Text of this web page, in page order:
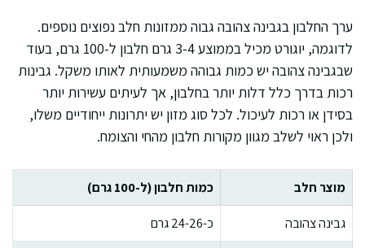
ערך החלבון בגבינה צהובה גבוה ממזונות חלב נפוצים נוספים.
לדוגמה, יוגורט מכיל בממוצע 3-4 גרם חלבון ל-100 גרם, בעוד
שבגבינה צהובה יש כמות גבוהה משמעותית לאותו משקל. גבינות
רכות בדרך כלל דלות יותר בחלבון, אך לעיתים עשירות יותר
בסידן או רכות לעיכול. לכל סוג מזון יש יתרונות ייחודיים משלו,
ולכן ראוי לשלב מגוון מקורות חלבון מהחי והצומח.
מוצר חלב
כמות חלבון (ל-100 גרם)
גבינה צהובה
כ-24-26 גרם